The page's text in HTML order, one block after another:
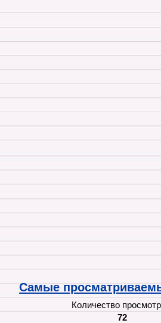
Самые
Количество
72